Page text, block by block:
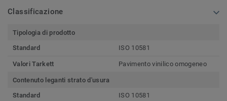
Classificazione
Tipologia di prodotto
Standard
ISO 10581
Valori Tarkett Pavimento vinilico omogeneo
Contenuto leganti strato d'usura
Standard
ISO 10581